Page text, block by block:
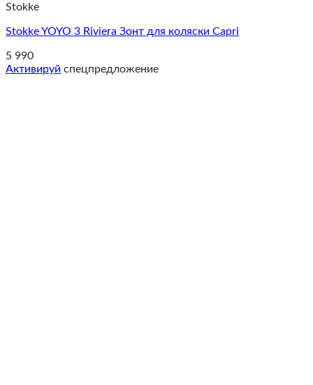
Stokke
Stokke YOYO 3 Riviera Зонт для коляски Capri
5 990
Активируй спецпредложение